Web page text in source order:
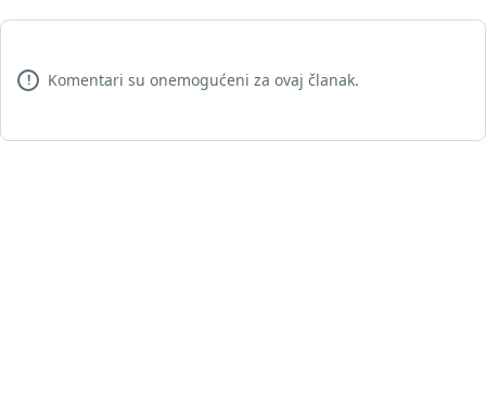
! Komentari su onemogućeni za ovaj članak.